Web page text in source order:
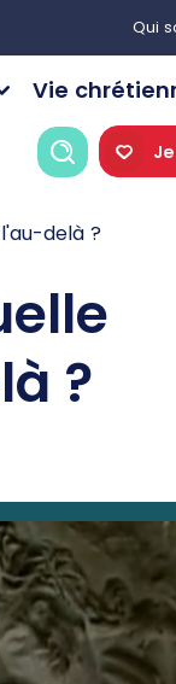
Qui
Vie
delà ?
?